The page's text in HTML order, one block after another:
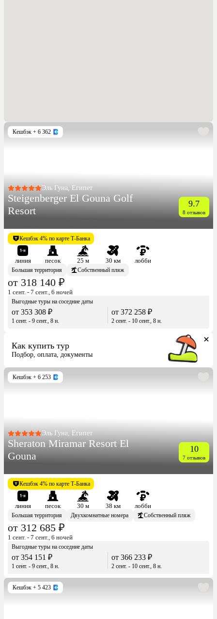
Кешбэк + 6 362
Эль Гуна, Египет
Steigenberger El Gouna Golf
Resort
9.7
8 отзывов
Кешбэк 4% по карте Т-Банка
линия песок 25 м 30 км
лобби
Большая территория
Собственный пляж
от 318 140 ₽
1 сент. - 7 сент., 6 ночей
Выгодные туры на соседние даты
от 353 308 ₽
1 сент. - 9 сент., 8 н.
от 372 258 ₽
2 сент. - 10 сент., 8 н.
Как купить тур
Подбор, оплата, документы
Кешбэк + 6 253
Эль Гуна, Египет
Sheraton Miramar Resort El
Gouna
10
7 отзывов
Кешбэк 4% по карте Т-Банка
линия песок 30 м 38 км
лобби
Большая территория
Двухкомнатные номера Собственный пляж
от 312 685 ₽
1 сент. - 7 сент., 6 ночей
Выгодные туры на соседние даты
от 354 151 ₽
1 сент. - 9 сент., 8 н.
от 366 233 ₽
2 сент. - 10 сент., 8 н.
Кешбэк + 5 423